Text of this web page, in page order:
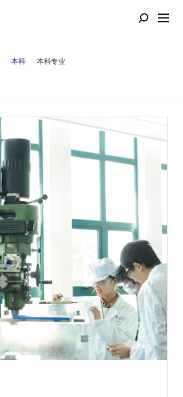
本科 本科专业